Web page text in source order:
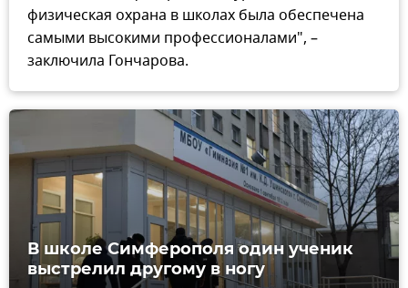
физическая охрана в школах была обеспечена
самыми высокими профессионалами", –
заключила Гончарова.
В школе Симферополя один ученик
выстрелил другому в ногу